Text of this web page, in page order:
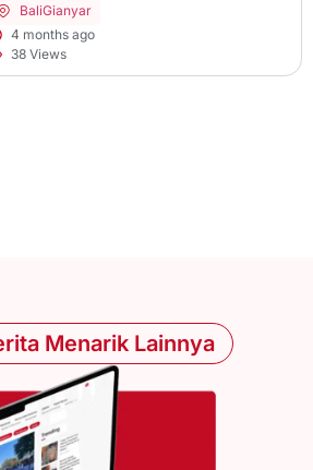
BaliGianyar
4 months ago
38 Views
Menarik Lainnya